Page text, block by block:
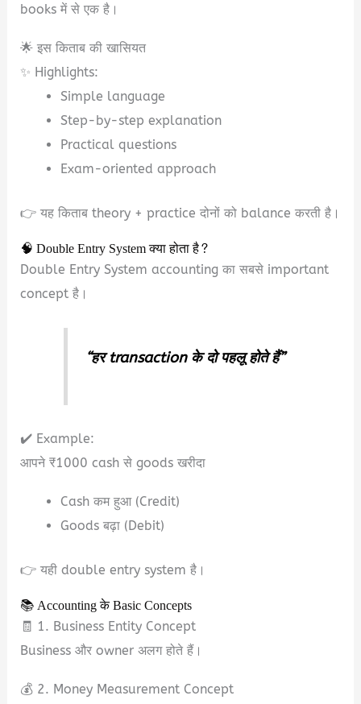
books में से एक है।
🌟 इस किताब की खासियत
✨ Highlights:
Simple language
Step-by-step explanation
Practical questions
Exam-oriented approach
👉 यह किताब theory + practice दोनों को balance करती है।
🧠 Double Entry System क्या होता है?
Double Entry System accounting का सबसे important
concept है।
“हर transaction के दो पहलू होते हैं”
✔️ Example:
आपने ₹1000 cash से goods खरीदा
Cash कम हुआ (Credit)
Goods बढ़ा (Debit)
👉 यही double entry system है।
📚 Accounting के Basic Concepts
🧾 1. Business Entity Concept
Business और owner अलग होते हैं।
💰 2. Money Measurement Concept